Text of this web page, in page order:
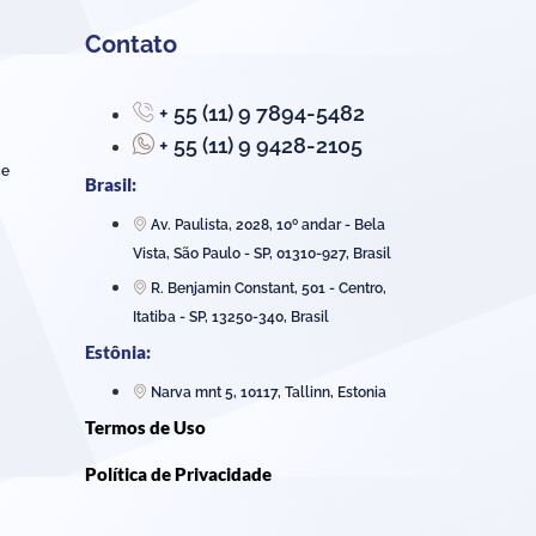
Contato
+ 55 (11) 9 7894-5482
+ 55 (11) 9 9428-2105
Brasil:
Av. Paulista, 2028, 10º andar - Bela
Vista, São Paulo - SP, 01310-927, Brasil
R. Benjamin Constant, 501 - Centro,
Itatiba - SP, 13250-340, Brasil
Estônia:
Narva mnt 5, 10117, Tallinn, Estonia
Termos de Uso
Política de Privacidade